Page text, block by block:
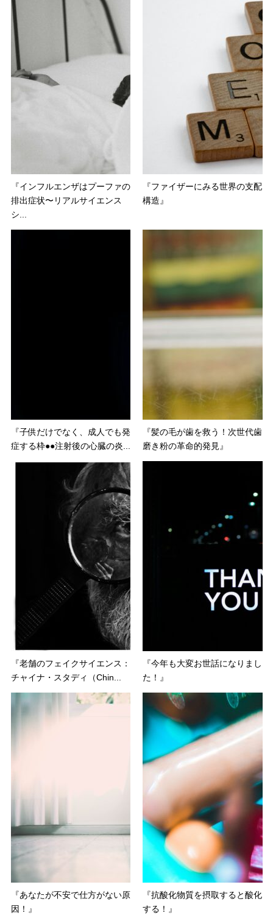
『インフルエンザはプーファの
排出症状〜リアルサイエンス
シ...
『ファイザーにみる世界の支配
構造』
『子供だけでなく、成人でも発
症する枠●●注射後の心臓の炎...
『髪の毛が歯を救う！次世代歯
磨き粉の革命的発見』
『老舗のフェイクサイエンス：
チャイナ・スタディ（Chin...
『今年も大変お世話になりまし
た！』
『あなたが不安で仕方がない原
因！』
『抗酸化物質を摂取すると酸化
する！』